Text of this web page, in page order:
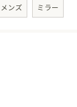
メンズ ミラー